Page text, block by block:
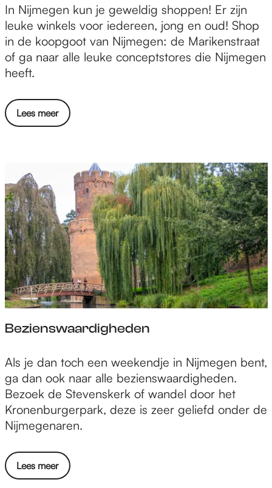
S
h
o
p
p
n
In Nijmegen kun je geweldig shoppen! Er zijn
leuke winkels voor iedereen, jong en oud! Shop
in de koopgoot van Nijmegen: de Marikenstraat
of ga naar alle leuke conceptstores die Nijmegen
heeft.
Lees meer
Bezienswaardigheden
B
e
z
i
e
s
w
Als je dan toch een weekendje in Nijmegen bent,
ga dan ook naar alle bezienswaardigheden.
Bezoek de Stevenskerk of wandel door het
Kronenburgerpark, deze is zeer geliefd onder de
Nijmegenaren.
Lees meer